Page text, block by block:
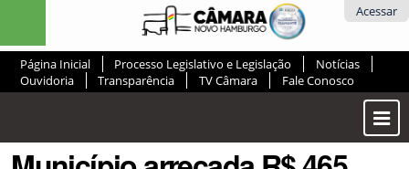
Acessar
Página Inicial Processo Legislativo e Legislação
Notícias
Ouvidoria
Transparência TV Câmara Fale Conosco
ou